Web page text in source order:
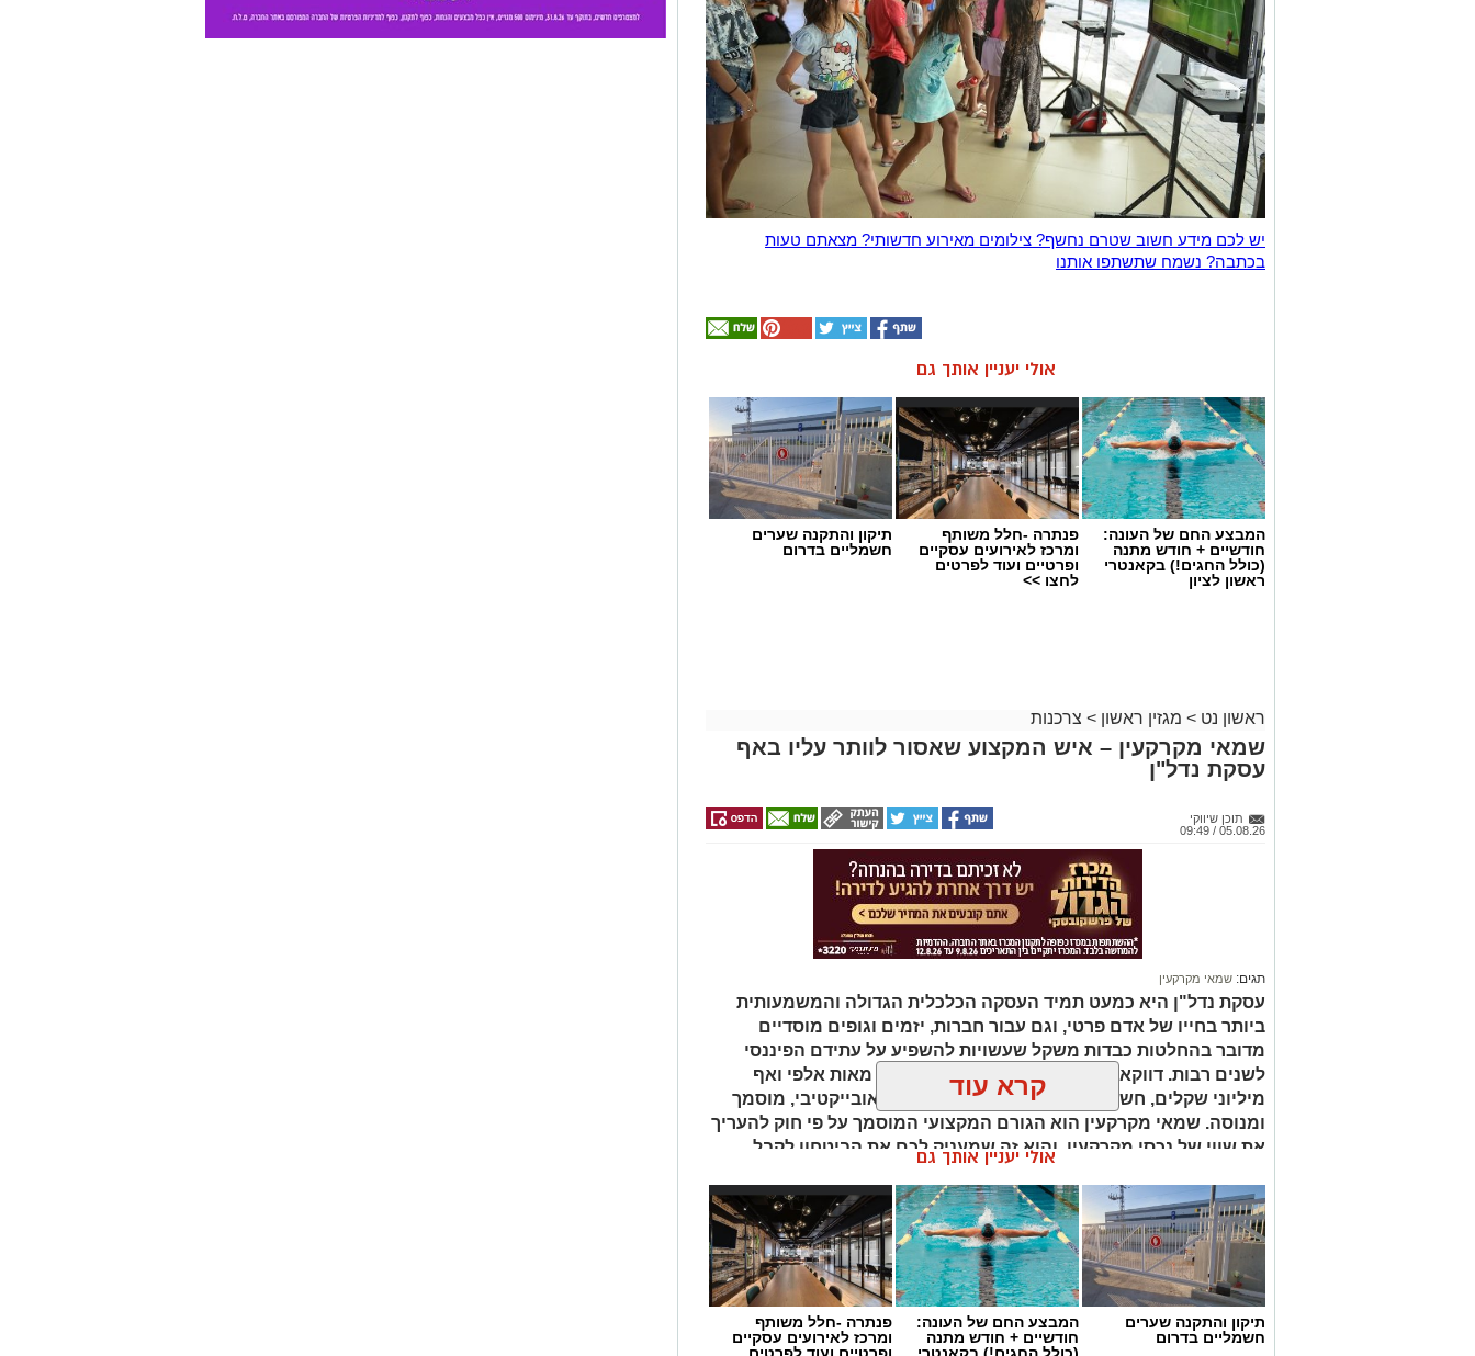
יש לכם מידע חשוב שטרם נחשף? צילומים מאירוע חדשותי? מצאתם טעות
בכתבה? נשמח שתשתפו אותנו
אולי יעניין אותך גם
המבצע החם של העונה:
חודשיים + חודש מתנה
(כולל החגים!) בקאנטרי
ראשון לציון
פנתרה -חלל משותף
ומרכז לאירועים עסקיים
ופרטיים ועוד לפרטים
לחצו >>
תיקון והתקנה שערים
חשמליים בדרום
ראשון נט > מגזין ראשון > צרכנות
שמאי מקרקעין – איש המקצוע שאסור לוותר עליו באף
עסקת נדל"ן
תוכן שיווקי
05.08.26 / 09:49
תגים: שמאי מקרקעין
עסקת נדל"ן היא כמעט תמיד העסקה הכלכלית הגדולה והמשמעותית
ביותר בחייו של אדם פרטי, וגם עבור חברות, יזמים וגופים מוסדיים
מדובר בהחלטות כבדות משקל שעשויות להשפיע על עתידם הפיננסי
לשנים רבות. דווקא ברגעים שבהם מונחים על הכף מאות אלפי ואף
מיליוני שקלים, חשוב שיעמוד לצידכם איש מקצוע אובייקטיבי, מוסמך
ומנוסה. שמאי מקרקעין הוא הגורם המקצועי המוסמך על פי חוק להעריך
את שווי של נכסי מקרקעין, והוא זה שמעניק לכם את הביטחון לקבל
החלטות מבוססות, שקולות ובטוחות.
קרא עוד
אולי יעניין אותך גם
תיקון והתקנה שערים
חשמליים בדרום
המבצע החם של העונה:
חודשיים + חודש מתנה
(כולל החגים!) בקאנטרי
פנתרה -חלל משותף
ומרכז לאירועים עסקיים
ופרטיים ועוד לפרטים